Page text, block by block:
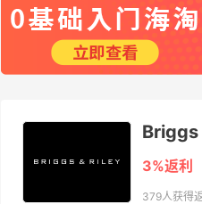
Briggs
3%返利
379人获得